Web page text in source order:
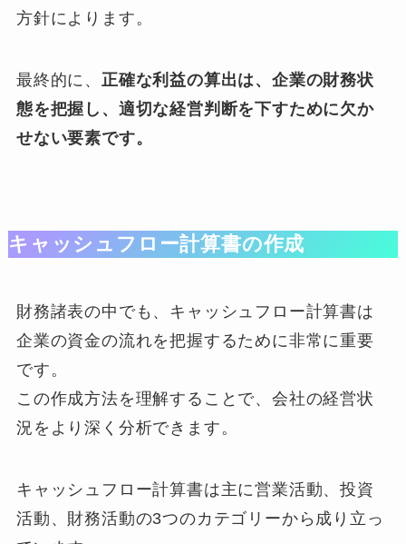
方針によります。
最終的に、 正確な利益の算出は、企業の財務状
態を把握し、適切な経営判断を下すために欠か
せない要素です。
キャッシュフロー計算書の作成
財務諸表の中でも、キャッシュフロー計算書は
企業の資金の流れを把握するために非常に重要
です。
この作成方法を理解することで、会社の経営状
況をより深く分析できます。
キャッシュフロー計算書は主に営業活動、投資
活動、財務活動の3つのカテゴリーから成り立っ